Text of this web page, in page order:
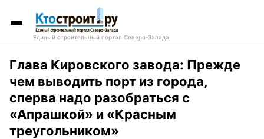
Единый строительный портал Северо-Запада
Глава Кировского завода: Прежде
чем выводить порт из города,
сперва надо разобраться с
«Апрашкой» и «Красным
треугольником»